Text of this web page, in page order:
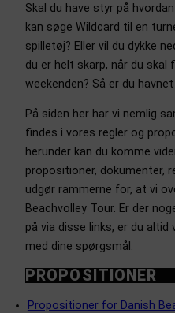
Skal du have styr på
kan søge Wildcard til en
spilletøj? Eller vil du dykke
du er helt skarp, når du skal
weekenden? Så er du
På siden her har vi nemlig
findes i vores regler og
herunder kan du komme
propositioner, dokumenter,
udgør rammerne for, at vi
Beachvolley Tour. Er der
på via disse links, er du altid
med dine spørgsmål.
PROPOSITIONER
Propositioner for Danish